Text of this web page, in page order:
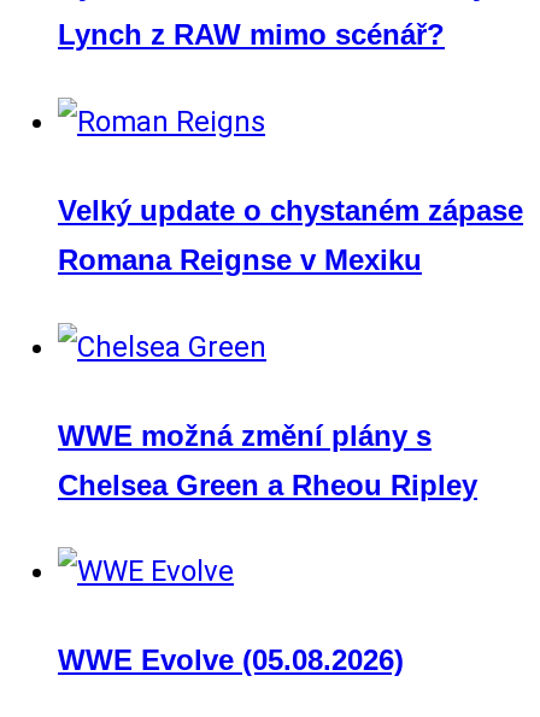
Lynch z RAW mimo scénář?
Velký update o chystaném zápase
Romana Reignse v Mexiku
WWE možná změní plány s
Chelsea Green a Rheou Ripley
WWE Evolve (05.08.2026)